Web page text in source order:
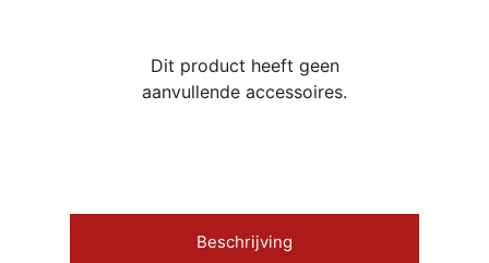
Beschrijving
Dit product heeft geen
aanvullende accessoires.